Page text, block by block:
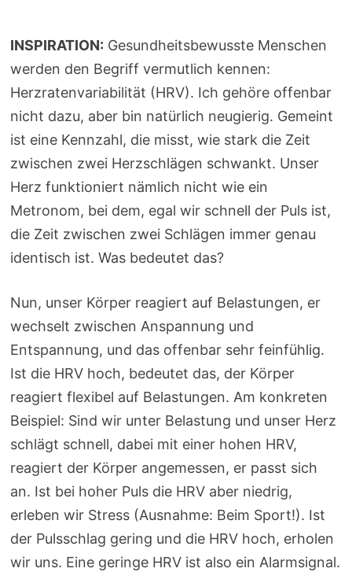
INSPIRATION: Gesundheitsbewusste Menschen
werden den Begriff vermutlich kennen:
Herzratenvariabilität (HRV). Ich gehöre offenbar
nicht dazu, aber bin natürlich neugierig. Gemeint
ist eine Kennzahl, die misst, wie stark die Zeit
zwischen zwei Herzschlägen schwankt. Unser
Herz funktioniert nämlich nicht wie ein
Metronom, bei dem, egal wir schnell der Puls ist,
die Zeit zwischen zwei Schlägen immer genau
identisch ist. Was bedeutet das?
Nun, unser Körper reagiert auf Belastungen, er
wechselt zwischen Anspannung und
Entspannung, und das offenbar sehr feinfühlig.
Ist die HRV hoch, bedeutet das, der Körper
reagiert flexibel auf Belastungen. Am konkreten
Beispiel: Sind wir unter Belastung und unser Herz
schlägt schnell, dabei mit einer hohen HRV,
reagiert der Körper angemessen, er passt sich
an. Ist bei hoher Puls die HRV aber niedrig,
erleben wir Stress (Ausnahme: Beim Sport!). Ist
der Pulsschlag gering und die HRV hoch, erholen
wir uns. Eine geringe HRV ist also ein Alarmsignal.